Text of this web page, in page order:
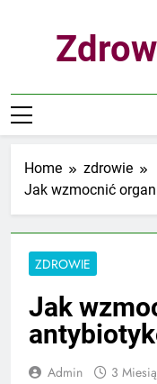
Home
zdrowie
Jak wzmocnić
ZDROWIE
Jak
Admin 3